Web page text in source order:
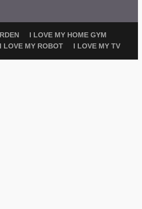
I LOVE MY HOME GYM
I LOVE MY ROBOT I LOVE MY TV